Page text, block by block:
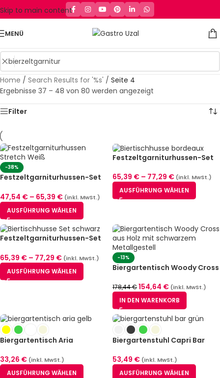
Skip to main content
MENÜ
Home / Search Results for '%s' / Seite 4
Ergebnisse 37 – 48 von 80 werden angezeigt
Filter
-38%
Festzeltgarniturhussen-Set
Größen)
47,54 € – 65,39 € (inkl. MwSt.)
AUSFÜHRUNG WÄHLEN
Festzeltgarniturhussen-Set
Größen)
65,39 € – 77,29 € (inkl. MwSt.)
AUSFÜHRUNG WÄHLEN
Festzeltgarniturhussen-Set
Größen)
65,39 € – 77,29 € (inkl. MwSt.)
AUSFÜHRUNG WÄHLEN
-13%
Biergartentisch Woody Cross
178,44€154,64 € (inkl. MwSt.)
IN DEN WARENKORB
Biergartentisch Aria
33,26 € (inkl. MwSt.)
AUSFÜHRUNG WÄHLEN
Biergartenstuhl Capri Bar
53,49 € (inkl. MwSt.)
AUSFÜHRUNG WÄHLEN